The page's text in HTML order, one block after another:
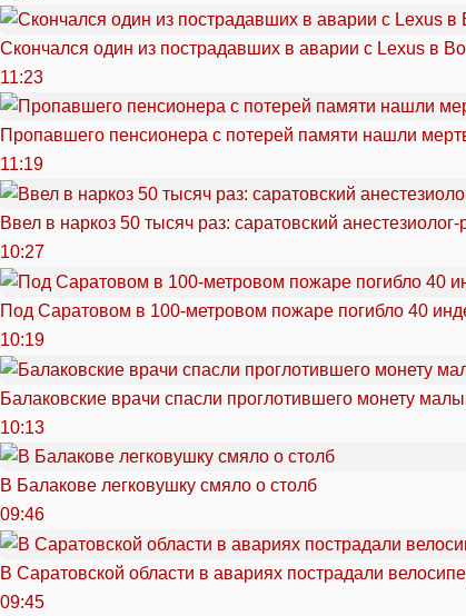
Скончался один из пострадавших в аварии c Lexus в
11:23
Пропавшего пенсионера с потерей памяти нашли
11:19
Ввел в наркоз 50 тысяч раз: саратовский
10:27
Под Саратовом в 100-метровом пожаре погибло 40
10:19
Балаковские врачи спасли проглотившего монету
10:13
В Балакове легковушку смяло о столб
09:46
В Саратовской области в авариях пострадали
09:45